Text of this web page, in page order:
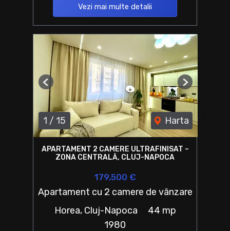
Vezi mai multe detalii
1 / 15 Harta
Previous Next
APARTAMENT 2 CAMERE ULTRAFINISAT –
ZONA CENTRALĂ, CLUJ-NAPOCA
179,500 €
Apartament cu 2 camere de vânzare
Horea, Cluj-Napoca
44 mp
1980